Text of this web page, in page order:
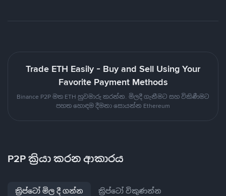
Trade ETH Easily - Buy and Sell Using Your
Favorite Payment Methods
Binance P2P මත ETH හුවමාරු කරන්න. මිලදී ගැනීමට සහ විකිණීමට
පහත හොඳම දීමනා සොයන්න Ethereum
P2P ක්‍රියා කරන ආකාරය
ක්‍රිප්ටෝ මිල දී ගන්න ක්‍රිප්ටෝ විකුණන්න